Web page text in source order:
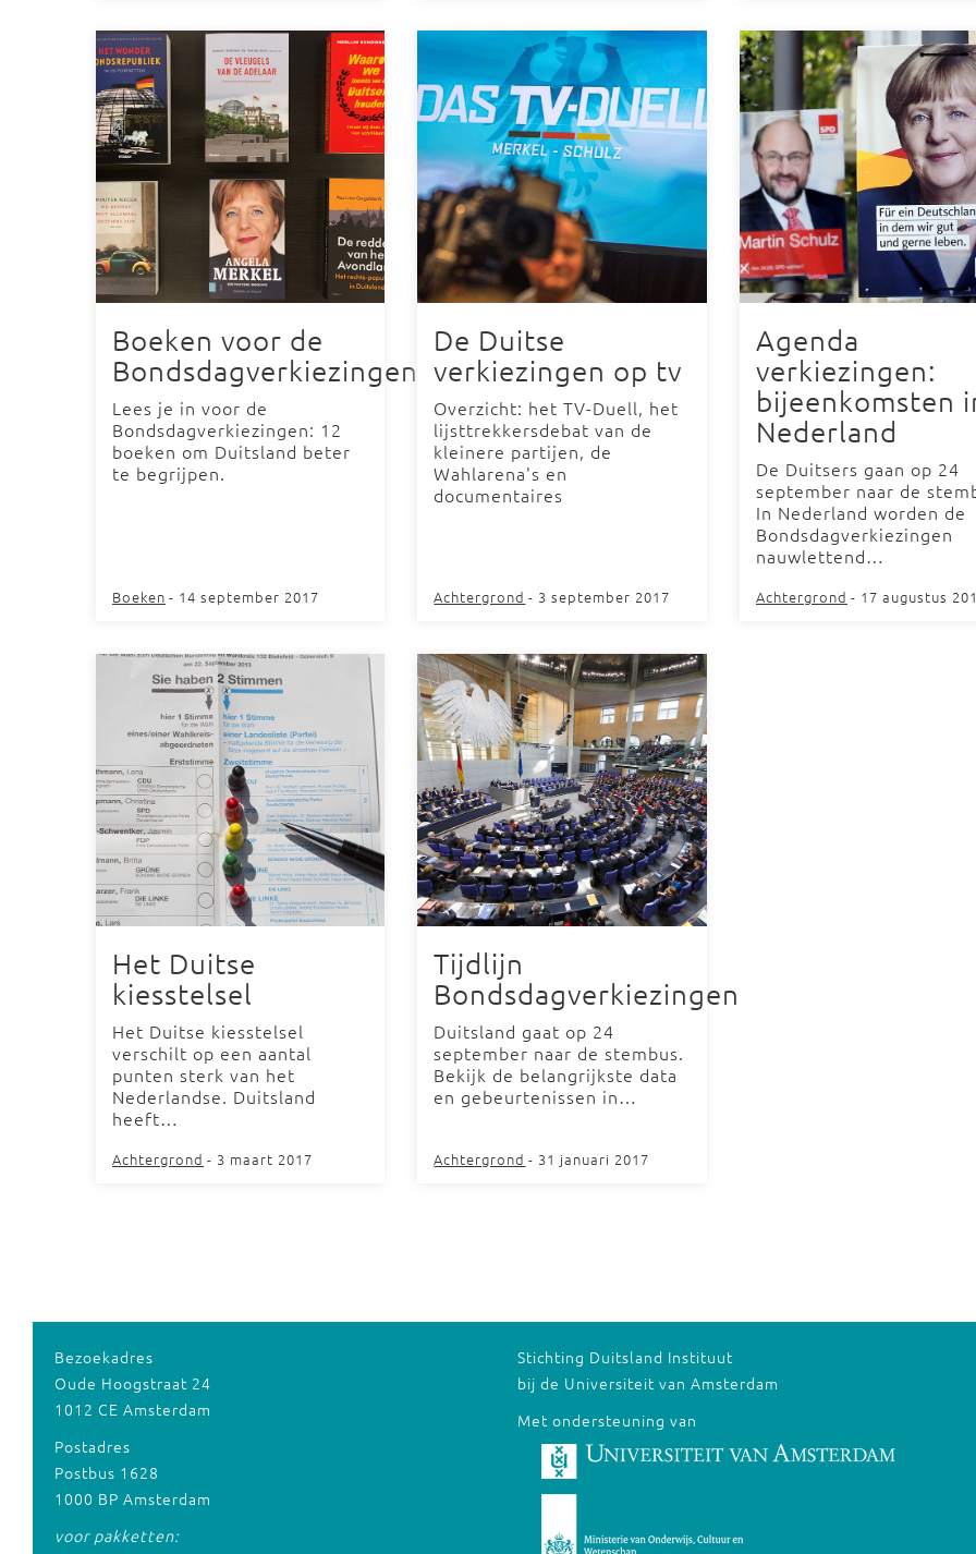
Boeken voor de
Bondsdagverkiezingen
Lees je in voor de
Bondsdagverkiezingen: 12
boeken om Duitsland beter
te begrijpen.
Boeken - 14 september 2017
De Duitse
verkiezingen op tv
Overzicht: het TV-Duell, het
lijsttrekkersdebat van de
kleinere partijen, de
Wahlarena's en
documentaires
Achtergrond - 3 september 2017
Agenda
verkiezingen:
bijeenkomsten
Nederland
De Duitsers gaan op 24
september naar de
In Nederland worden de
Bondsdagverkiezingen
nauwlettend…
Achtergrond - 17 augustus
Het Duitse
kiesstelsel
Het Duitse kiesstelsel
verschilt op een aantal
punten sterk van het
Nederlandse. Duitsland
heeft…
Achtergrond - 3 maart 2017
Tijdlijn
Bondsdagverkiezingen
Duitsland gaat op 24
september naar de stembus.
Bekijk de belangrijkste data
en gebeurtenissen in…
Achtergrond - 31 januari 2017
Bezoekadres
Oude Hoogstraat 24
1012 CE Amsterdam
Postadres
Postbus 1628
1000 BP Amsterdam
voor pakketten:
Stichting Duitsland Instituut
bij de Universiteit van Amsterdam
Met ondersteuning van